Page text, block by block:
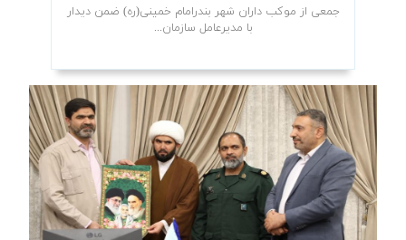
جمعی از موکب داران شهر بندرامام خمینی(ره) ضمن دیدار
با مدیرعامل سازمان...